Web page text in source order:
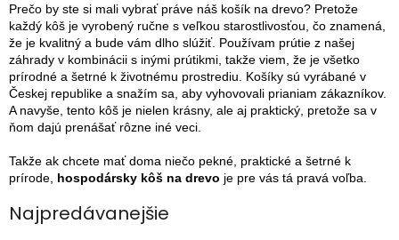
Prečo by ste si mali vybrať práve náš košík na drevo? Pretože
každý kôš je vyrobený ručne s veľkou starostlivosťou, čo znamená,
že je kvalitný a bude vám dlho slúžiť. Používam prútie z našej
záhrady v kombinácii s inými prútikmi, takže viem, že je všetko
prírodné a šetrné k životnému prostrediu. Košíky sú vyrábané v
Českej republike a snažím sa, aby vyhovovali prianiam zákazníkov.
A navyše, tento kôš je nielen krásny, ale aj praktický, pretože sa v
ňom dajú prenášať rôzne iné veci.
Takže ak chcete mať doma niečo pekné, praktické a šetrné k
prírode, hospodársky kôš na drevo je pre vás tá pravá voľba.
Najpredávanejšie